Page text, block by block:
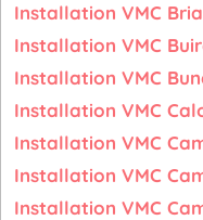
Installation VMC
Installation VMC
Installation VMC
Installation VMC
Installation VMC
Installation VMC
Installation VMC